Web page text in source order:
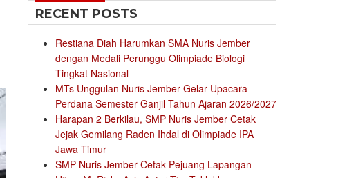
RECENT POSTS
Restiana Diah Harumkan SMA Nuris Jember
dengan Medali Perunggu Olimpiade Biologi
Tingkat Nasional
MTs Unggulan Nuris Jember Gelar Upacara
Perdana Semester Ganjil Tahun Ajaran 2026/2027
Harapan 2 Berkilau, SMP Nuris Jember Cetak
Jejak Gemilang Raden Ihdal di Olimpiade IPA
Jawa Timur
SMP Nuris Jember Cetak Pejuang Lapangan